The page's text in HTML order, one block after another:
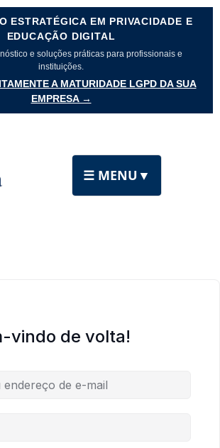
ESTRATÉGICA EM PRIVACIDADE E
EDUCAÇÃO DIGITAL
e soluções práticas para profissionais e
instituições.
A MATURIDADE LGPD DA SUA
EMPRESA →
☰ MENU ▼
vindo de volta!